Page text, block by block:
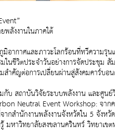
พลังงานในภาคใต้
อากาศและภาวะโลกร้อนที่ทวีความ
นชีวิตประจำวันอย่างการจัดประชุม
สำคัญต่อการเปลี่ยนผ่านสู่สังคมคาร์บอ
บ สถาบันวิจัยระบบพลังงาน และศูน
Neutral Event Workshop: จาก
ากสำนักงานพลังงานจังหวัดใน 5 จั
หาวิทยาลัยสงขลานครินทร์ วิทยาเข